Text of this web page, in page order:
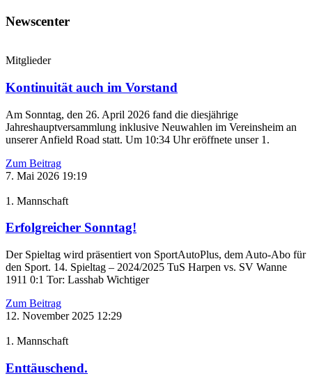
Newscenter
Mitglieder
Kontinuität auch im Vorstand
Am Sonntag, den 26. April 2026 fand die diesjährige
Jahreshauptversammlung inklusive Neuwahlen im Vereinsheim an
unserer Anfield Road statt. Um 10:34 Uhr eröffnete unser 1.
Zum Beitrag
7. Mai 2026 19:19
1. Mannschaft
Erfolgreicher Sonntag!
Der Spieltag wird präsentiert von SportAutoPlus, dem Auto-Abo für
den Sport. 14. Spieltag – 2024/2025 TuS Harpen vs. SV Wanne
1911 0:1 Tor: Lasshab Wichtiger
Zum Beitrag
12. November 2025 12:29
1. Mannschaft
Enttäuschend.